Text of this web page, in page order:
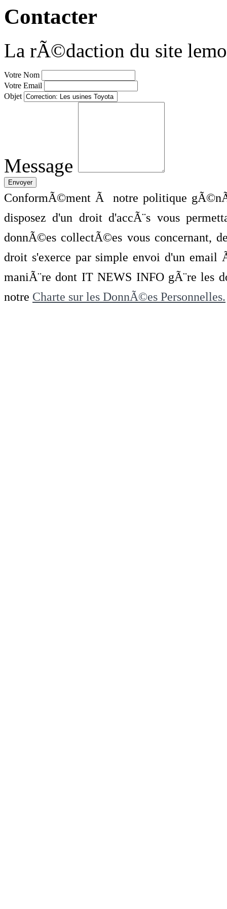
Contacter
La rÃ©daction du site
Votre Nom
Votre Email
Objet
Message
ConformÃ©ment Ã notre politique
disposez d'un droit d'accÃ¨s vous
donnÃ©es collectÃ©es vous concernant,
droit s'exerce par simple envoi d'un
maniÃ¨re dont IT NEWS INFO gÃ¨re les
notre Charte sur les DonnÃ©es Personnelles.